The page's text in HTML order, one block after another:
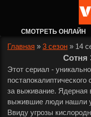
СМОТРЕТЬ ОНЛАЙН
Главная » 3 сезон » 14
Сотня
Этот сериал -
за выживание.
выжившие люди нашли
Ввиду угрозы